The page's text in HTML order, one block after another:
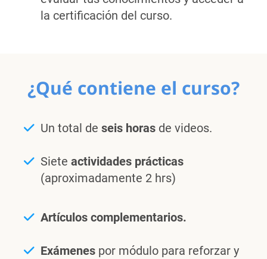
la certificación del curso.
¿Qué contiene el curso?
Un total de seis horas de videos.
Siete actividades prácticas
(aproximadamente 2 hrs)
Artículos complementarios.
Exámenes por módulo para reforzar y